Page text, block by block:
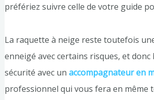
préfériez suivre celle de votre guide
La raquette à neige reste toutefois
enneigé avec certains risques, et donc
sécurité avec un accompagnateur en
professionnel qui vous fera en même